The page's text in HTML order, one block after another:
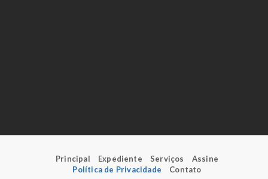
Principal Expediente Serviços
Assine
Política de Privacidade
Contato